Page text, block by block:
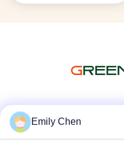
Emily Chen